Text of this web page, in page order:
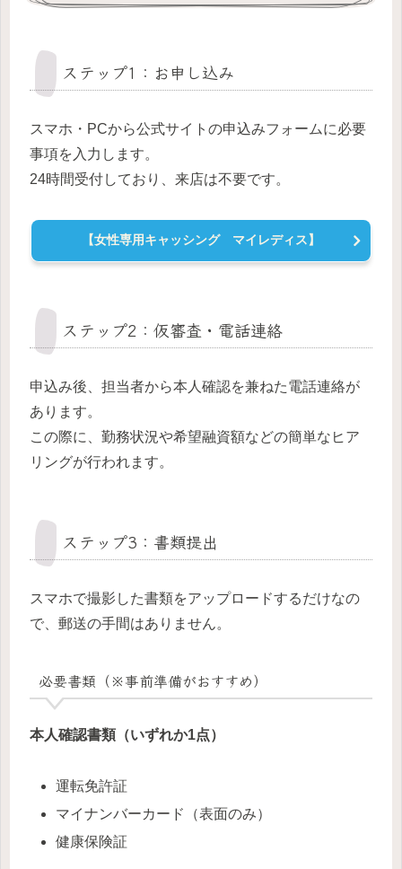
ステップ1：お申し込み
スマホ・PCから公式サイトの申込みフォームに必要
事項を入力します。
24時間受付しており、来店は不要です。
【女性専用キャッシング マイレディス】
ステップ2：仮審査・電話連絡
申込み後、担当者から本人確認を兼ねた電話連絡が
あります。
この際に、勤務状況や希望融資額などの簡単なヒア
リングが行われます。
ステップ3：書類提出
スマホで撮影した書類をアップロードするだけなの
で、郵送の手間はありません。
必要書類（※事前準備がおすすめ）
本人確認書類（いずれか1点）
運転免許証
マイナンバーカード（表面のみ）
健康保険証